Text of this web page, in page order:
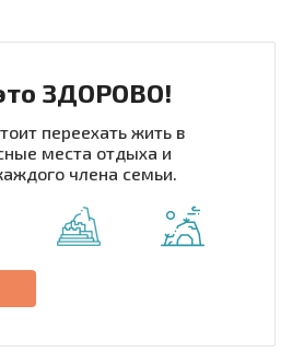
ЗДОРОВО!
переехать жить в
места отдыха и
члена семьи.